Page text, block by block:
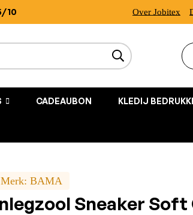
10 Over Jobitex
CADEAUBON KLEDIJ
Merk: BAMA
Sneaker